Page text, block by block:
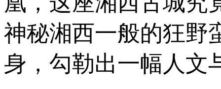
神秘湘西一般的狂野
身，勾勒出一幅人文